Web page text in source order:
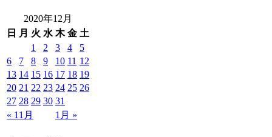
2020年12月
日 月 火 水 木 金 土
« 11月 1月 »
1 2 3 4
5
6
7 8 9 10 11 12
13 14 15 16 17 18 19
20 21 22 23 24 25 26
27 28 29 30 31